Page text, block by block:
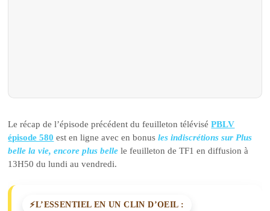
Le récap de l’épisode précédent du feuilleton téléviséPBLV
épisode 580 est en ligne avec en bonusles indiscrétions sur Plus
belle la vie, encore plus belle le feuilleton de TF1 en diffusion à
13H50 du lundi au vendredi.
L’ESSENTIEL EN UN CLIN D’OEIL :